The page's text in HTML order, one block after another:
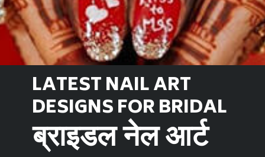
LATEST NAIL ART
DESIGNS FOR BRIDAL
ब्राइडल नेल आर्ट